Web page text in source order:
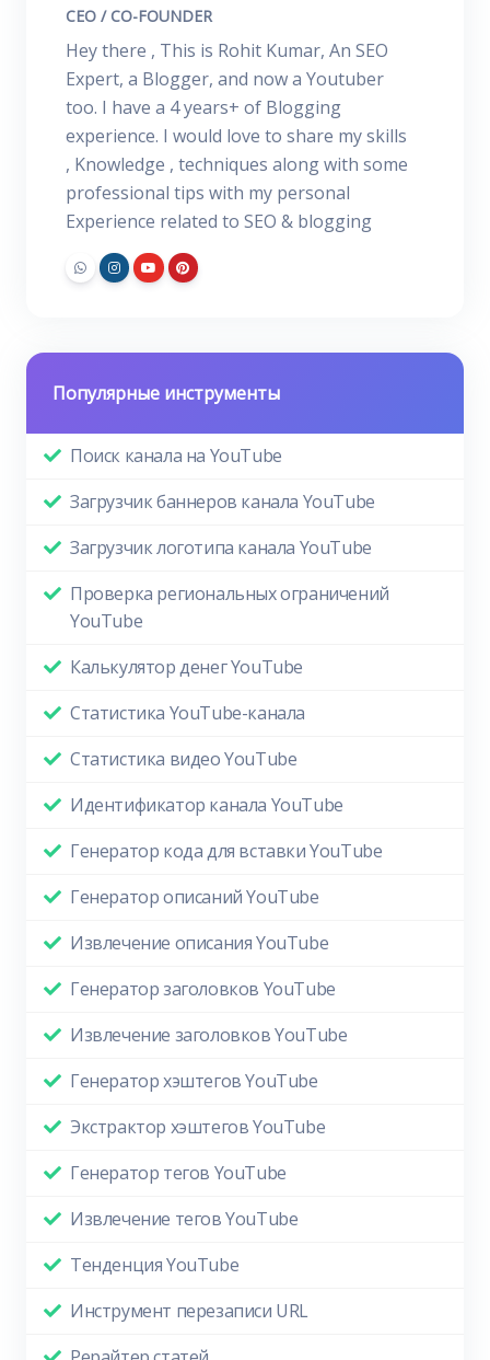
CEO / CO-FOUNDER
Hey there , This is Rohit Kumar, An SEO
Expert, a Blogger, and now a Youtuber
too. I have a 4 years+ of Blogging
experience. I would love to share my skills
, Knowledge , techniques along with some
professional tips with my personal
Experience related to SEO & blogging
Популярные инструменты
Поиск канала на YouTube
Загрузчик баннеров канала YouTube
Загрузчик логотипа канала YouTube
Проверка региональных ограничений
YouTube
Калькулятор денег YouTube
Статистика YouTube-канала
Статистика видео YouTube
Идентификатор канала YouTube
Генератор кода для вставки YouTube
Генератор описаний YouTube
Извлечение описания YouTube
Генератор заголовков YouTube
Извлечение заголовков YouTube
Генератор хэштегов YouTube
Экстрактор хэштегов YouTube
Генератор тегов YouTube
Извлечение тегов YouTube
Тенденция YouTube
Инструмент перезаписи URL